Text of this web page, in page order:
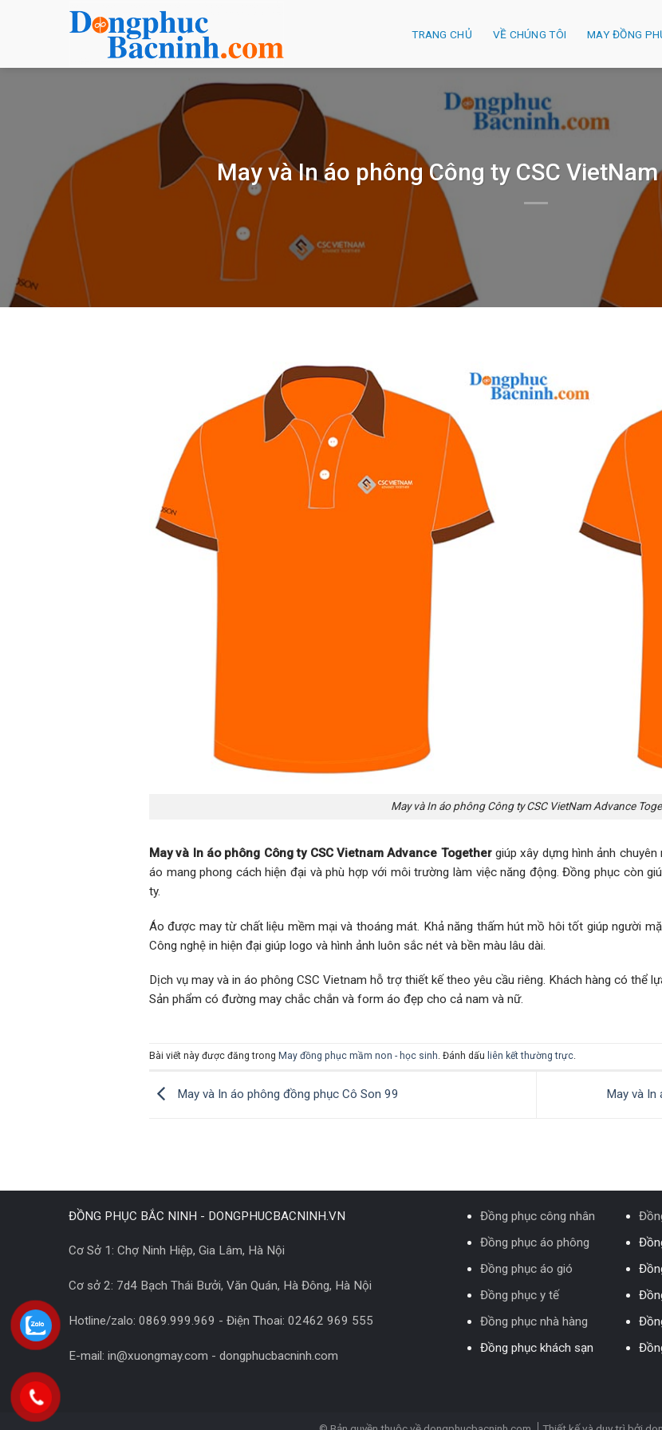
dung
TRANG CHỦ VỀ CHÚNG TÔI MAY ĐỒNG
May và In áo phông Công ty CSC
May và In áo phông Công ty CSC VietNam Advance
May và In áo phông Công ty CSC Vietnam Advance Togethergiúp xây dựng hình ảnh
áo mang phong cách hiện đại và phù hợp với môi trường làm việc năng động. Đồng phục còn
ty.
Áo được may từ chất liệu mềm mại và thoáng mát. Khả năng thấm hút mồ hôi tốt giúp người
Công nghệ in hiện đại giúp logo và hình ảnh luôn sắc nét và bền màu lâu dài.
Dịch vụ may và in áo phông CSC Vietnam hỗ trợ thiết kế theo yêu cầu riêng. Khách hàng có thể
Sản phẩm có đường may chắc chắn và form áo đẹp cho cả nam và nữ.
Bài viết này được đăng trong May đồng phục mầm non - học sinh. Đánh dấu liên kết thường trực.
May và In áo phông đồng phục Cô Son 99 May và In
ĐỒNG PHỤC BẮC NINH - DONGPHUCBACNINH.VN
Cơ Sở 1: Chợ Ninh Hiệp, Gia Lâm, Hà Nội
Cơ sở 2: 7d4 Bạch Thái Bưởi, Văn Quán, Hà Đông, Hà Nội
Hotline/zalo: 0869.999.969 - Điện Thoai: 02462 969 555
E-mail: in@xuongmay.com - dongphucbacninh.com
Đồng phục công nhân
Đồng phục áo phông
Đồng phục áo gió
Đồng phục y tế
Đồng phục nhà hàng
Đồng phục khách sạn